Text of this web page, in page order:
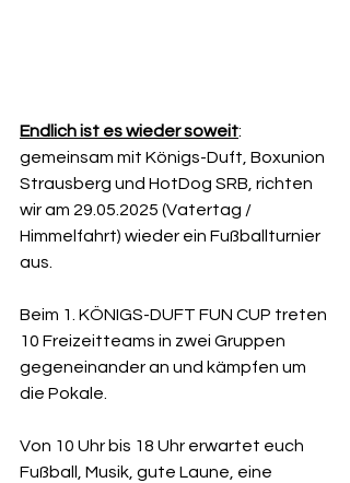
Endlich ist es wieder soweit:
gemeinsam mit Königs-Duft, Boxunion
Strausberg und HotDog SRB, richten
wir am 29.05.2025 (Vatertag /
Himmelfahrt) wieder ein Fußballturnier
aus.
Beim 1. KÖNIGS-DUFT FUN CUP treten
10 Freizeitteams in zwei Gruppen
gegeneinander an und kämpfen um
die Pokale.
Von 10 Uhr bis 18 Uhr erwartet euch
Fußball, Musik, gute Laune, eine